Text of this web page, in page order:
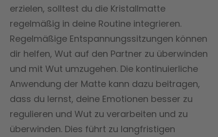
erzielen, solltest du die Kristallmatte
regelmäßig in deine Routine integrieren.
Regelmäßige Entspannungssitzungen können
dir helfen, Wut auf den Partner zu überwinden
und mit Wut umzugehen. Die kontinuierliche
Anwendung der Matte kann dazu beitragen,
dass du lernst, deine Emotionen besser zu
regulieren und Wut zu verarbeiten und zu
überwinden. Dies führt zu langfristigen